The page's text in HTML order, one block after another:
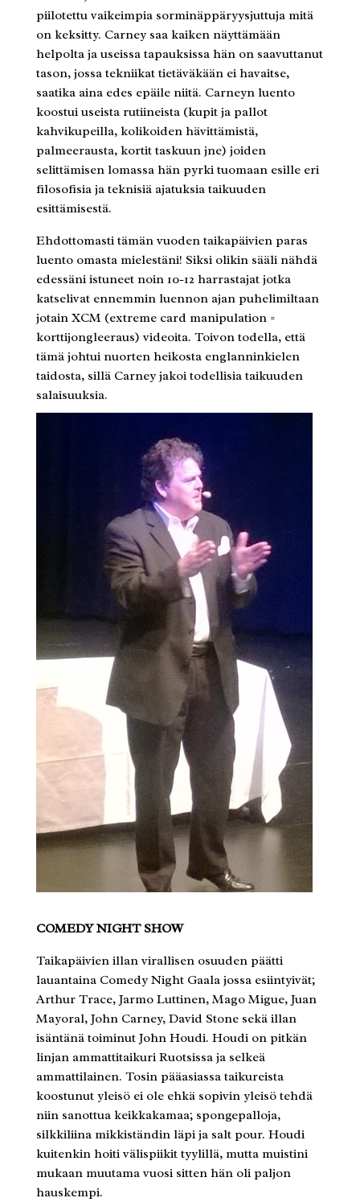
piilotettu vaikeimpia sorminäppäryysjuttuja mitä
on keksitty. Carney saa kaiken näyttämään
helpolta ja useissa tapauksissa hän on saavuttanut
tason, jossa tekniikat tietäväkään ei havaitse,
saatika aina edes epäile niitä. Carneyn luento
koostui useista rutiineista (kupit ja pallot
kahvikupeilla, kolikoiden hävittämistä,
palmeerausta, kortit taskuun jne) joiden
selittämisen lomassa hän pyrki tuomaan esille eri
filosofisia ja teknisiä ajatuksia taikuuden
esittämisestä.
Ehdottomasti tämän vuoden taikapäivien paras
luento omasta mielestäni! Siksi olikin sääli nähdä
edessäni istuneet noin 10-12 harrastajat jotka
katselivat ennemmin luennon ajan puhelimiltaan
jotain XCM (extreme card manipulation =
korttijongleeraus) videoita. Toivon todella, että
tämä johtui nuorten heikosta englanninkielen
taidosta, sillä Carney jakoi todellisia taikuuden
salaisuuksia.
COMEDY NIGHT SHOW
Taikapäivien illan virallisen osuuden päätti
lauantaina Comedy Night Gaala jossa esiintyivät;
Arthur Trace, Jarmo Luttinen, Mago Migue, Juan
Mayoral, John Carney, David Stone sekä illan
isäntänä toiminut John Houdi. Houdi on pitkän
linjan ammattitaikuri Ruotsissa ja selkeä
ammattilainen. Tosin pääasiassa taikureista
koostunut yleisö ei ole ehkä sopivin yleisö tehdä
niin sanottua keikkakamaa; spongepalloja,
silkkiliina mikkiständin läpi ja salt pour. Houdi
kuitenkin hoiti välispiikit tyylillä, mutta muistini
mukaan muutama vuosi sitten hän oli paljon
hauskempi.